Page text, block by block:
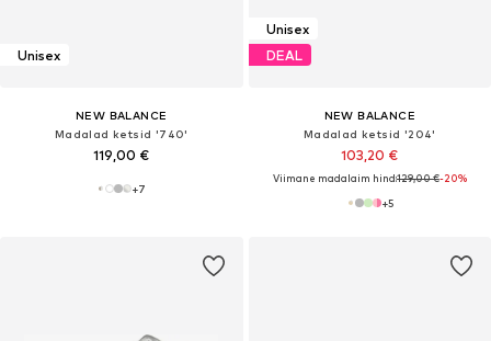
Unisex
NEW BALANCE
Madalad ketsid '740'
119,00 €
+7
Unisex
DEAL
NEW BALANCE
Madalad ketsid '204'
103,20 €
Viimane madalaim hind:129,00 €-20%
+5